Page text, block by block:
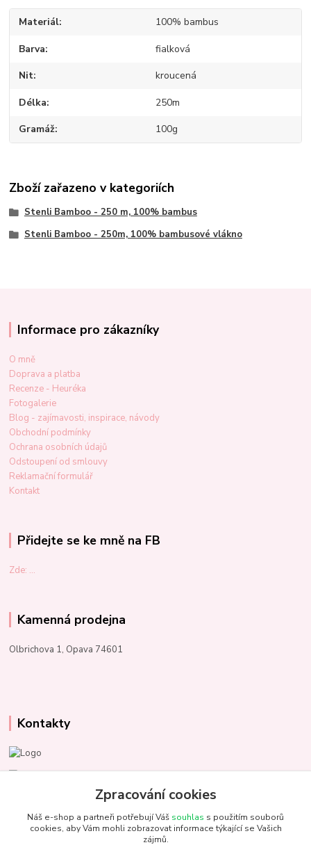
Materiál 100% bambus
Barva fialková
Nit kroucená
Délka 250m
Gramáž 100g
Zboží zařazeno v kategoriích
Stenli Bamboo - 250 m, 100% bambus
Stenli Bamboo - 250m, 100% bambusové vlákno
Informace pro zákazníky
O mně
Doprava a platba
Recenze - Heuréka
Fotogalerie
Blog - zajímavosti, inspirace, návody
Obchodní podmínky
Ochrana osobních údajů
Odstoupení od smlouvy
Reklamační formulář
Kontakt
Přidejte se ke mně na FB
Zde: ...
Kamenná prodejna
Olbrichova 1, Opava 74601
Kontakty
Marcela Kupková
+420 731 153 484
info@unezbednychklubicek.cz
Zpracování cookies
Náš e-shop a partneři potřebují Váš souhlas s použitím souborů
cookies, aby Vám mohli zobrazovat informace týkající se Vašich
zájmů.